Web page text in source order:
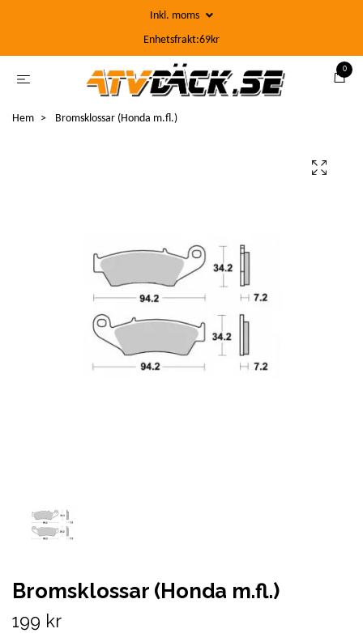
Inkl. moms
Enhetsfrakt:69kr
0
Hem Bromsklossar (Honda m.fl.)
Bromsklossar (Honda m.fl.)
199 kr